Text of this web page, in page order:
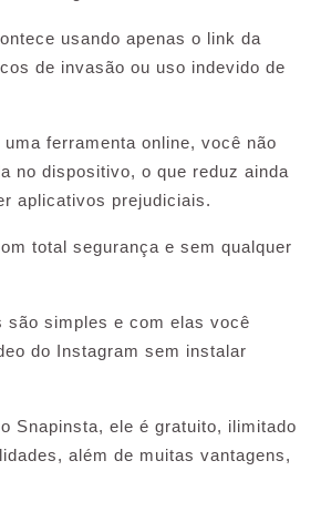
usando apenas o link da
de invasão ou uso indevido de
ferramenta online, você não
no dispositivo, o que reduz ainda
aplicativos prejudiciais.
total segurança e sem qualquer
são simples e com elas você
do Instagram sem instalar
Snapinsta, ele é gratuito, ilimitado
além de muitas vantagens,